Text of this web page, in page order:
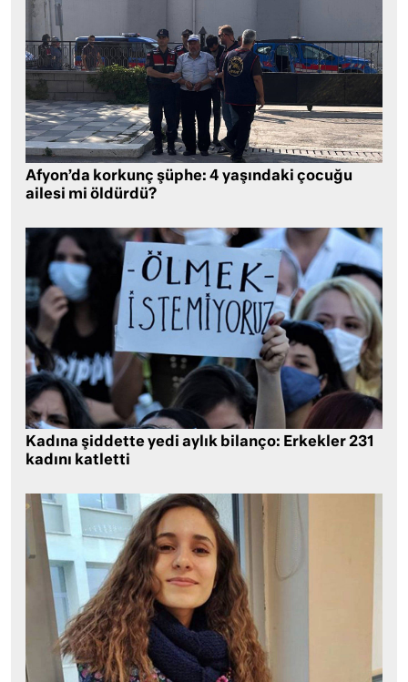
Afyon’da korkunç şüphe: 4 yaşındaki çocuğu
ailesi mi öldürdü?
Kadına şiddette yedi aylık bilanço: Erkekler 231
kadını katletti